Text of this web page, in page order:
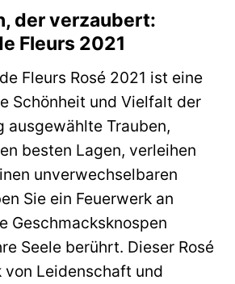
der verzaubert:
Fleurs 2021
Fleurs Rosé 2021 ist eine
Schönheit und Vielfalt der
ausgewählte Trauben,
besten Lagen, verleihen
unverwechselbaren
Sie ein Feuerwerk an
Geschmacksknospen
Seele berührt. Dieser Rosé
von Leidenschaft und